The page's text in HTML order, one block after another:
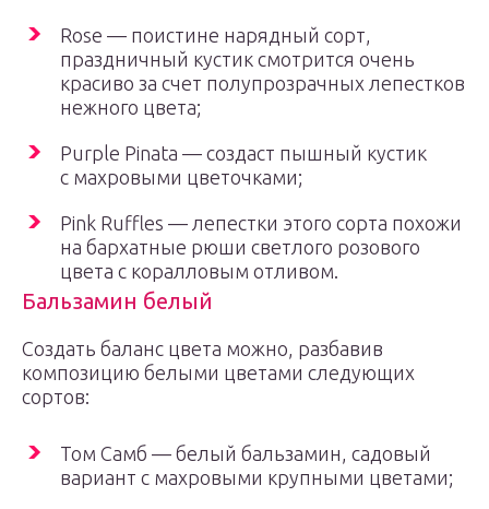
Rose — поистине нарядный сорт,
праздничный кустик смотрится очень
красиво за счет полупрозрачных лепестков
нежного цвета;
Purple Pinata — создаст пышный кустик
с махровыми цветочками;
Pink Ruffles — лепестки этого сорта похожи
на бархатные рюши светлого розового
цвета с коралловым отливом.
Бальзамин белый
Создать баланс цвета можно, разбавив
композицию белыми цветами следующих
сортов:
Том Самб — белый бальзамин, садовый
вариант с махровыми крупными цветами;